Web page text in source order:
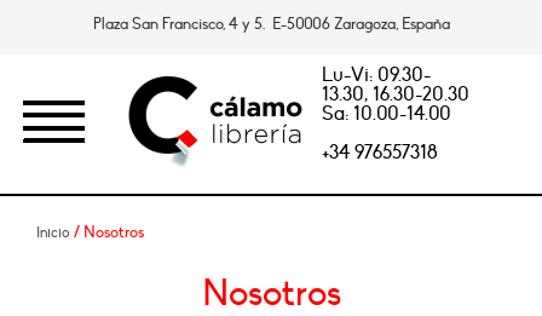
Plaza San Francisco, 4 y 5. E-50006 Zaragoza, España
Lu-Vi: 09.30-
13.30, 16.30-20.30
Sa: 10.00-14.00
+34 976557318
Inicio / Nosotros
Nosotros